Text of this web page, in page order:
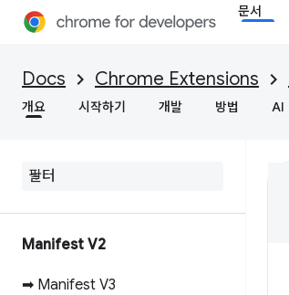
문서
Docs Chrome Extensions
개요 시작하기 개발 방법 AI
Manifest V2
➡ Manifest V3